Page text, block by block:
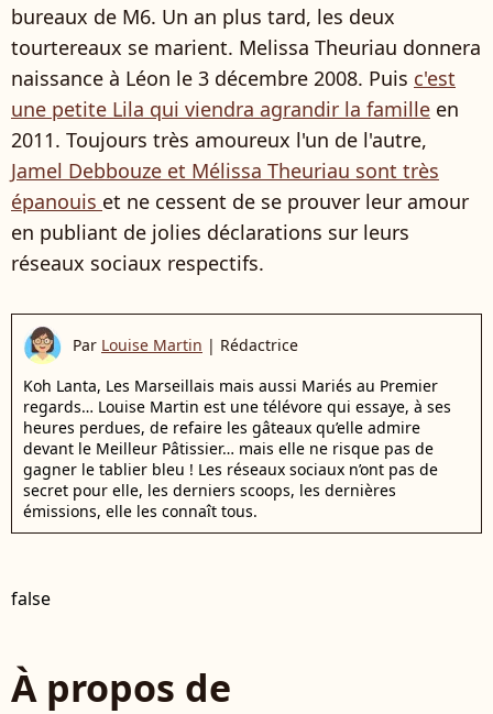
bureaux de M6. Un an plus tard, les deux
tourtereaux se marient. Melissa Theuriau donnera
naissance à Léon le 3 décembre 2008. Puis c'est
une petite Lila qui viendra agrandir la famille en
2011. Toujours très amoureux l'un de l'autre,
Jamel Debbouze et Mélissa Theuriau sont très
épanouis et ne cessent de se prouver leur amour
en publiant de jolies déclarations sur leurs
réseaux sociaux respectifs.
Par Louise Martin | Rédactrice
Koh Lanta, Les Marseillais mais aussi Mariés au Premier
regards… Louise Martin est une télévore qui essaye, à ses
heures perdues, de refaire les gâteaux qu’elle admire
devant le Meilleur Pâtissier… mais elle ne risque pas de
gagner le tablier bleu ! Les réseaux sociaux n’ont pas de
secret pour elle, les derniers scoops, les dernières
émissions, elle les connaît tous.
false
À propos de